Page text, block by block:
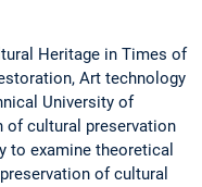
Heritage in Times of
Art technology
University of
of cultural preservation
to examine theoretical
of cultural